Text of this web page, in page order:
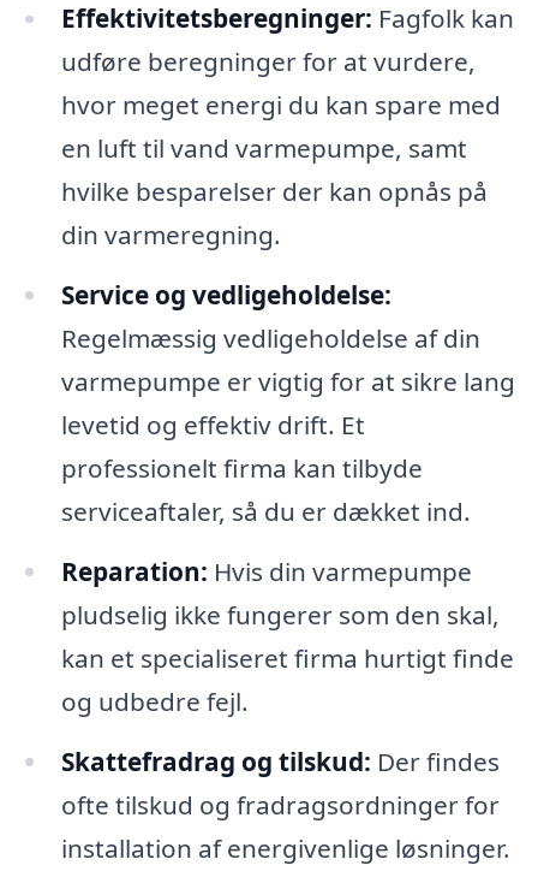
Effektivitetsberegninger: Fagfolk kan
udføre beregninger for at vurdere,
hvor meget energi du kan spare med
en luft til vand varmepumpe, samt
hvilke besparelser der kan opnås på
din varmeregning.
Service og vedligeholdelse:
Regelmæssig vedligeholdelse af din
varmepumpe er vigtig for at sikre lang
levetid og effektiv drift. Et
professionelt firma kan tilbyde
serviceaftaler, så du er dækket ind.
Reparation: Hvis din varmepumpe
pludselig ikke fungerer som den skal,
kan et specialiseret firma hurtigt finde
og udbedre fejl.
Skattefradrag og tilskud: Der findes
ofte tilskud og fradragsordninger for
installation af energivenlige løsninger.